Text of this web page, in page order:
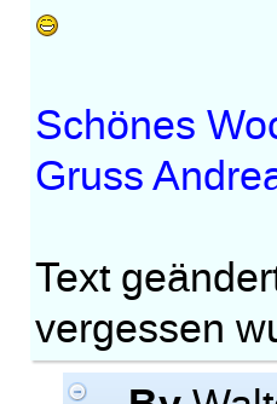
Schönes
Gruss
Text
vergessen